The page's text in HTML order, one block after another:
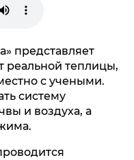
представляет
реальной теплицы,
с учеными.
систему
и воздуха, а